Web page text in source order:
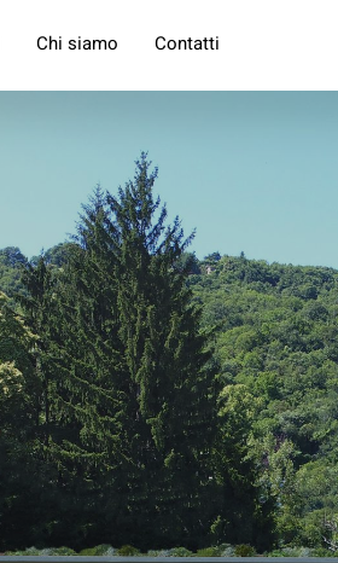
Chi siamo Contatti